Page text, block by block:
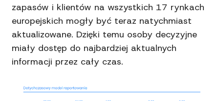
zapasów i klientów na wszystkich 17 rynkach
europejskich mogły być teraz natychmiast
aktualizowane. Dzięki temu osoby decyzyjne
miały dostęp do najbardziej aktualnych
informacji przez cały czas.